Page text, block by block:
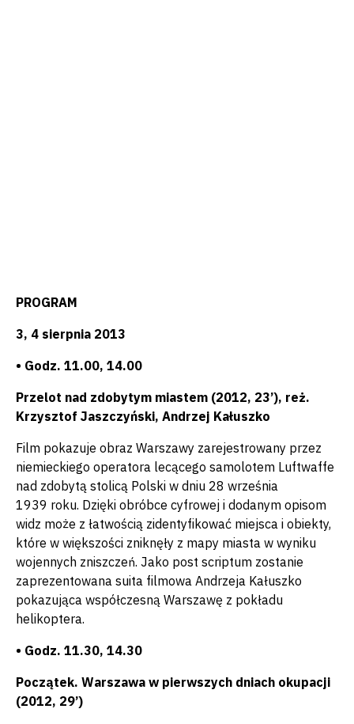
PROGRAM
3, 4 sierpnia 2013
• Godz. 11.00, 14.00
Przelot nad zdobytym miastem (2012, 23’), reż.
Krzysztof Jaszczyński, Andrzej Kałuszko
Film pokazuje obraz Warszawy zarejestrowany przez
niemieckiego operatora lecącego samolotem Luftwaffe
nad zdobytą stolicą Polski w dniu 28 września
1939 roku. Dzięki obróbce cyfrowej i dodanym opisom
widz może z łatwością zidentyfikować miejsca i obiekty,
które w większości zniknęły z mapy miasta w wyniku
wojennych zniszczeń. Jako post scriptum zostanie
zaprezentowana suita filmowa Andrzeja Kałuszko
pokazująca współczesną Warszawę z pokładu
helikoptera.
• Godz. 11.30, 14.30
Początek. Warszawa w pierwszych dniach okupacji
(2012, 29’)